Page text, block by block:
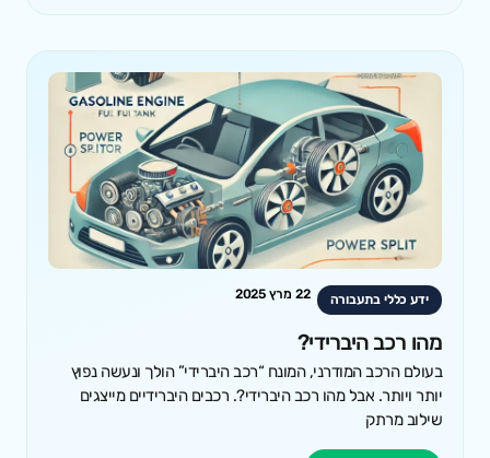
ידע כללי בתעבורה 22 מרץ 2025
מהו רכב היברידי?
בעולם הרכב המודרני, המונח “רכב היברידי” הולך ונעשה נפוץ
יותר ויותר. אבל מהו רכב היברידי?. רכבים היברידיים מייצגים
שילוב מרתק